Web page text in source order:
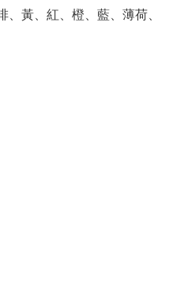
黃、紅、橙、藍、薄荷、